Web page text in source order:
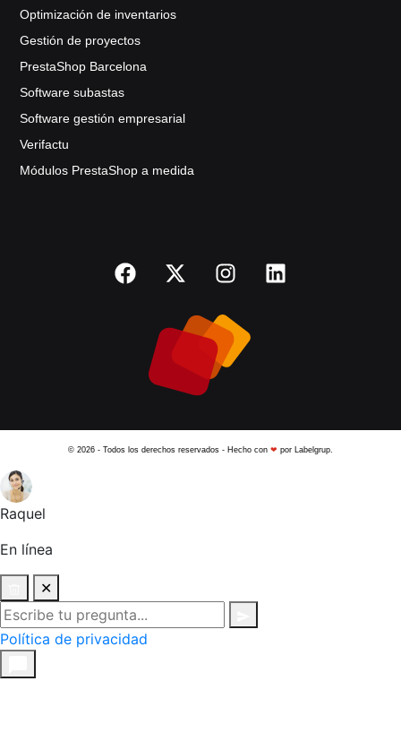
Optimización de inventarios
Gestión de proyectos
PrestaShop Barcelona
Software subastas
Software gestión empresarial
Verifactu
Módulos PrestaShop a medida
© 2026 - Todos los derechos reservados - Hecho con ❤ por Labelgrup.
Raquel
En línea
✕
Política de privacidad